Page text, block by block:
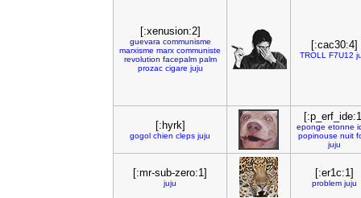
[:xenusion:2]
guevara communisme
marxisme marx communiste
revolution facepalm palm
prozac cigare juju
[:cac30:4]
TROLL F7U12
[:hyrk]
gogol chien cleps juju
eponge etonne
popinouse nuit
juju
[:mr-sub-zero:1]
juju
[:er1c:1]
problem juju